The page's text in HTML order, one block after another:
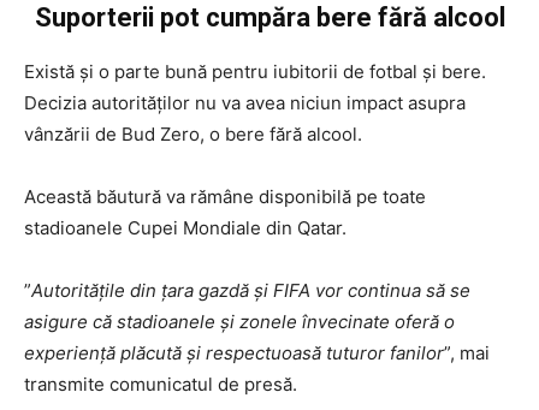
Suporterii pot cumpăra bere fără alcool
Există și o parte bună pentru iubitorii de fotbal și bere.
Decizia autorităților nu va avea niciun impact asupra
vânzării de Bud Zero, o bere fără alcool.
Această băutură va rămâne disponibilă pe toate
stadioanele Cupei Mondiale din Qatar.
”Autoritățile din țara gazdă și FIFA vor continua să se
asigure că stadioanele și zonele învecinate oferă o
experiență plăcută și respectuoasă tuturor fanilor”, mai
transmite comunicatul de presă.